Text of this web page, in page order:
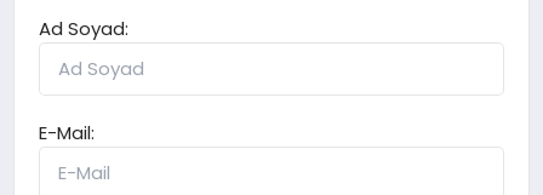
Ad Soyad:
E-Mail: